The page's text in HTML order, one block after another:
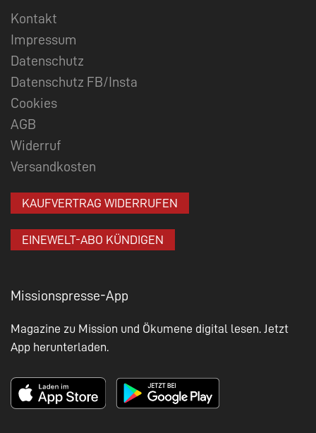
Kontakt
Impressum
Datenschutz
Datenschutz FB/Insta
Cookies
AGB
Widerruf
Versandkosten
KAUFVERTRAG WIDERRUFEN
EINEWELT-ABO KÜNDIGEN
Missionspresse-App
Magazine zu Mission und Ökumene digital lesen. Jetzt
App herunterladen.